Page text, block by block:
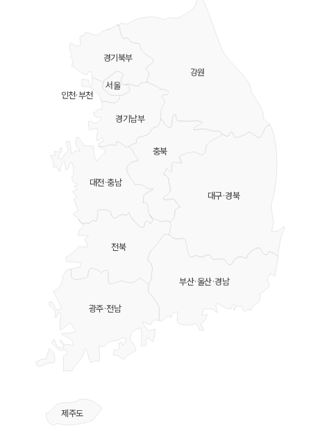
강원
충북
대전·충남
대구·경북
부산·울산·경남
전북
광주·전남
제주도
경기북부
경기남부
서울
인천·부천